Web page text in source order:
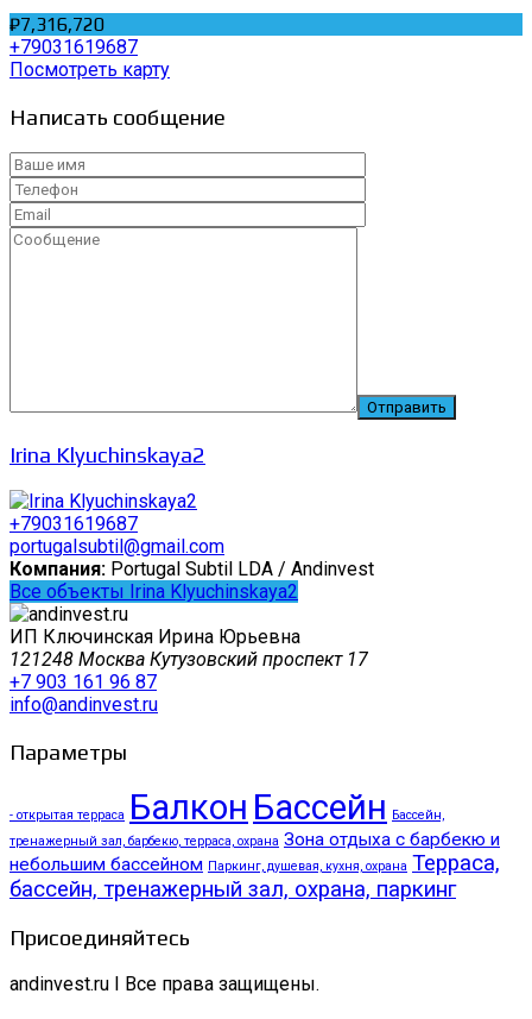
₽7,316,720
+79031619687
Посмотреть карту
Написать сообщение
Irina Klyuchinskaya2
+79031619687
portugalsubtil@gmail.com
Компания: Portugal Subtil LDA / Andinvest
Все объекты Irina Klyuchinskaya2
ИП Ключинская Ирина Юрьевна
121248 Москва Кутузовский проспект 17
+7 903 161 96 87
info@andinvest.ru
Параметры
- открытая терраса Балкон Бассейн Бассейн,
тренажерный зал, барбекю, терраса, охрана Зона отдыха с барбекю и
небольшим бассейном Паркинг, душевая, кухня, охрана Терраса,
бассейн, тренажерный зал, охрана, паркинг
Присоединяйтесь
andinvest.ru I Все права защищены.